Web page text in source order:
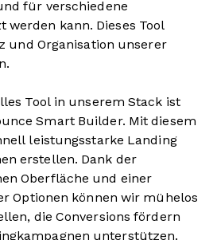
für verschiedene
werden kann. Dieses Tool
und Organisation unserer
Tool in unserem Stack ist
Smart Builder. Mit diesem
leistungsstarke Landing
erstellen. Dank der
Oberfläche und einer
Optionen können wir mühelos
die Conversions fördern
unterstützen.